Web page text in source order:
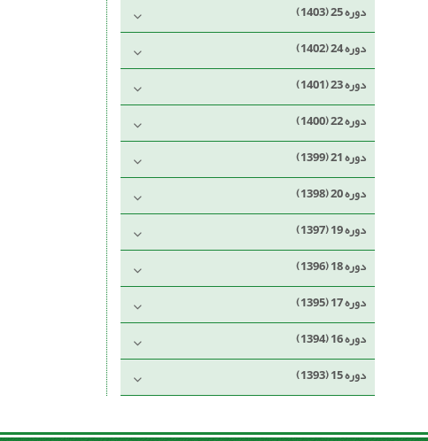
دوره 25 (1403)
دوره 24 (1402)
دوره 23 (1401)
دوره 22 (1400)
دوره 21 (1399)
دوره 20 (1398)
دوره 19 (1397)
دوره 18 (1396)
دوره 17 (1395)
دوره 16 (1394)
دوره 15 (1393)